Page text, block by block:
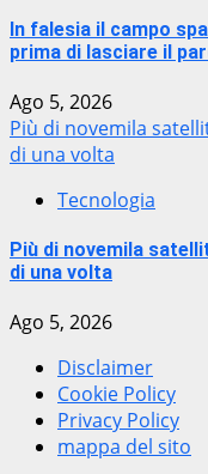
In falesia il campo
prima di lasciare il
Ago 5, 2026
Più di novemila
di una volta
Tecnologia
Più di novemila
di una volta
Ago 5, 2026
Disclaimer
Cookie Policy
Privacy Policy
mappa del sito